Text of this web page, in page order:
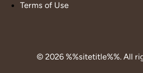
Terms of Use
© 2026 %%sitetitle%%. All